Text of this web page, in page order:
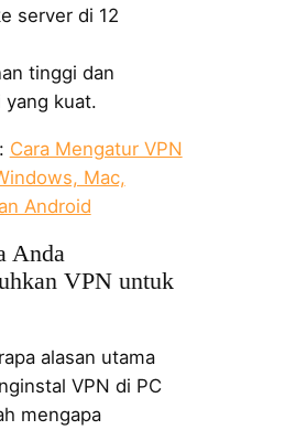
server di 12
tinggi dan
yang kuat.
Cara Mengatur VPN
Mac,
Android
Anda
VPN untuk
alasan utama
VPN di PC
mengapa